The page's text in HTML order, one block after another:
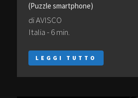
(Puzzle smartphone)
di AVISCO
Italia - 6 min.
LEGGI TUTTO